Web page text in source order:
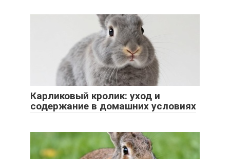
Карликовый кролик: уход и
содержание в домашних условиях